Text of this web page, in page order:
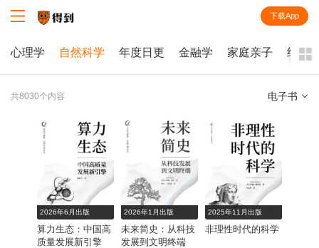
下载App
心理学 自然科学 年度日更 金融学 家庭亲子 经济
共8030个内容 电子书
全部
课程
每天听本书
电子书
2026年6月出版
算力生态：中国高
质量发展新引擎
2026年1月出版
未来简史：从科技
发展到文明终端
2025年11月出版
非理性时代的科学